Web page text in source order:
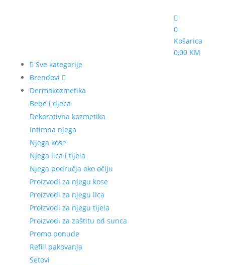
0
Košarica
0,00 KM
Sve kategorije
Brendovi
Dermokozmetika
Bebe i djeca
Dekorativna kozmetika
Intimna njega
Njega kose
Njega lica i tijela
Njega područja oko očiju
Proizvodi za njegu kose
Proizvodi za njegu lica
Proizvodi za njegu tijela
Proizvodi za zaštitu od sunca
Promo ponude
Refill pakovanja
Setovi